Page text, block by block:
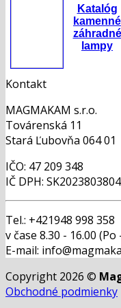
Katalóg
kamenné
záhradné
lampy
Kontakt
MAGMAKAM s.r.o.
Továrenská 11
Stará Ľubovňa 064 01
IČO: 47 209 348
IČ DPH: SK2023803804
Tel.: +421948 998 358
v čase 8.30 - 16.00 (Po
E-mail:
Copyright 2026 ©
Obchodné podmienky